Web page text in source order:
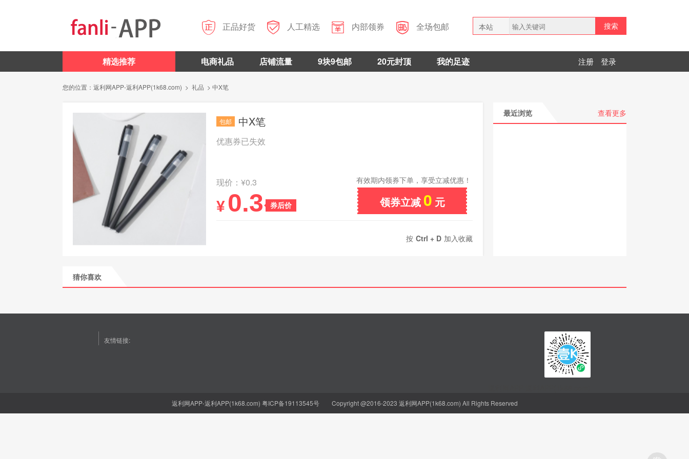
 正品好货  人工精选  内部领券  全场包邮
本站
搜索
精选推荐 电商礼品 店铺流量 9块9包邮 20元封顶 我的足迹 注册 登录
您的位置： 返利网APP-返利APP(1k68.com) > 礼品 > 中X笔
包邮 中X笔
优惠券已失效
现价：¥0.3
券后价
¥ 0.3
有效期内领券下单，享受立减优惠！
领券立减 0 元
按 Ctrl + D 加入收藏
最近浏览 查看更多
猜你喜欢
友情链接:
购物省钱神器
返利网APP-返利APP(1k68.com) 粤ICP备19113545号Copyright @2016-2023 返利网APP(1k68.com) All Rights Reserved